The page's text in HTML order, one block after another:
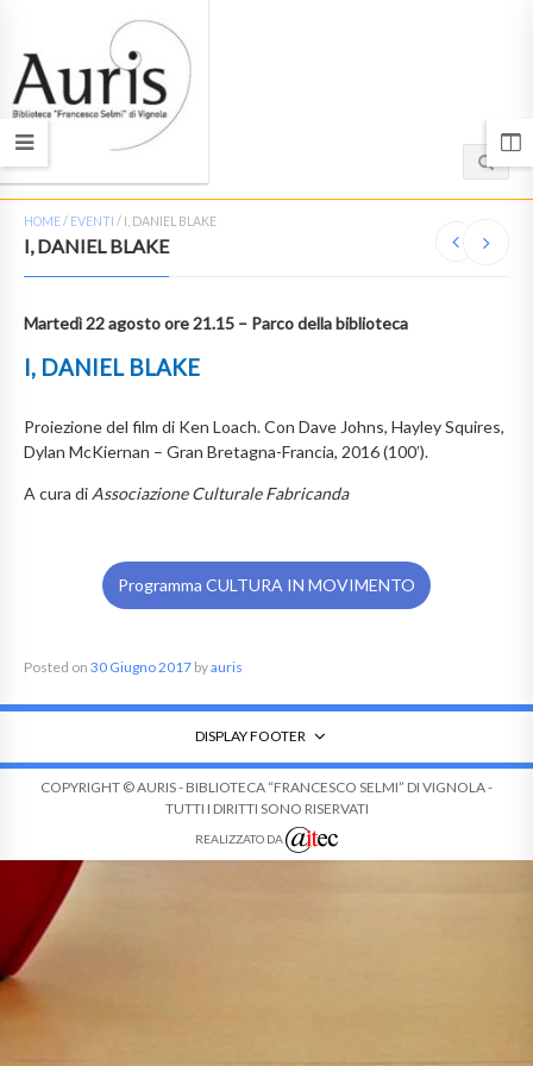
HOME/ EVENTI / I, DANIEL BLAKE
I, DANIEL BLAKE
Martedì 22 agosto ore 21.15 – Parco della biblioteca
I, DANIEL BLAKE
Proiezione del film di Ken Loach. Con Dave Johns, Hayley Squires,
Dylan McKiernan – Gran Bretagna-Francia, 2016 (100′).
A cura di Associazione Culturale Fabricanda
Programma CULTURA IN MOVIMENTO
Posted on 30 Giugno 2017 byauris
DISPLAY FOOTER
COPYRIGHT © AURIS - BIBLIOTECA “FRANCESCO SELMI” DI VIGNOLA -
TUTTI I DIRITTI SONO RISERVATI
REALIZZATO DA